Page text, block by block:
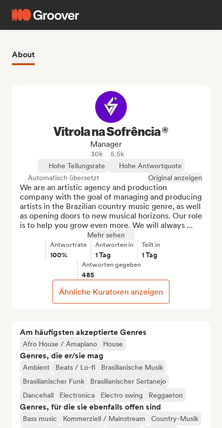
About
Am häufigsten akzeptierte Genres
Afro House / Amapiano House
Genres, die er/sie mag
Ambient Beats / Lo-fi
Brasilianische Musik
Brasilianischer Funk
Brasilianischer Sertanejo
Dancehall
Electronica Electro swing Reggaeton
Genres, für die sie ebenfalls offen sind
Bass music Kommerziell / Mainstream
Country-Musik
Vitrola na Sofrência ®
Manager
30k
5.5k
Hohe Teilungsrate
Hohe Antwortquote
Automatisch übersetzt
Original anzeigen
We are an artistic agency and production
company with the goal of managing and producing
artists in the Brazilian country music genre, as well
as opening doors to new musical horizons. Our role
is to help you grow even more. We will always ...
Mehr sehen
Antwortrate
100%
Antworten in
1 Tag
Teilt in
1 Tag
Antworten gegeben
485
Ähnliche Kuratoren anzeigen